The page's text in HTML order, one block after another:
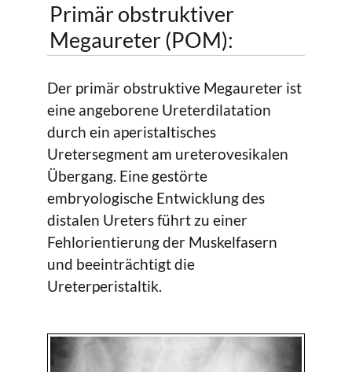
Primär obstruktiver
Megaureter (POM):
Der primär obstruktive Megaureter ist
eine angeborene Ureterdilatation
durch ein aperistaltisches
Uretersegment am ureterovesikalen
Übergang. Eine gestörte
embryologische Entwicklung des
distalen Ureters führt zu einer
Fehlorientierung der Muskelfasern
und beeinträchtigt die
Ureterperistaltik.